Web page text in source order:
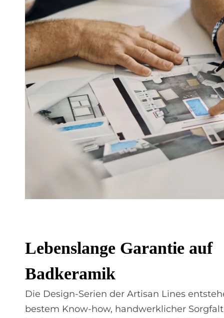
Le­bens­lan­ge Ga­ran­tie auf
Bad­ke­ra­mik
Die Design-Serien der Artisan Lines
bestem Know-how, handwerklicher